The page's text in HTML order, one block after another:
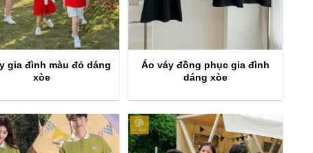
gia đình màu đỏ dáng
xòe
Áo váy đồng phục gia đình
dáng xòe